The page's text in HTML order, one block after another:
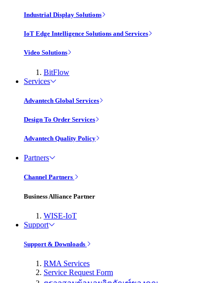
Industrial Display Solutions
IoT Edge Intelligence Solutions and Services
Video Solutions
BitFlow
Services
Advantech Global Services
Design To Order Services
Advantech Quality Policy
Partners
Channel Partners
Business Alliance Partner
WISE-IoT
Support
Support & Downloads
RMA Services
Service Request Form